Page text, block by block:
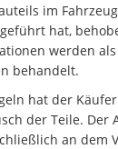
im
hat,
werden
behandelt.
hat der
der Teile. Der
an dem